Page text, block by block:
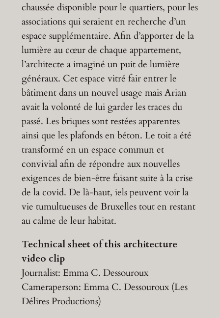
chaussée disponible pour le quartiers, pour les
associations qui seraient en recherche d’un
espace supplémentaire. Afin d’apporter de la
lumière au cœur de chaque appartement,
l’architecte a imaginé un puit de lumière
généraux. Cet espace vitré fair entrer le
bâtiment dans un nouvel usage mais Arian
avait la volonté de lui garder les traces du
passé. Les briques sont restées apparentes
ainsi que les plafonds en béton. Le toit a été
transformé en un espace commun et
convivial afin de répondre aux nouvelles
exigences de bien-être faisant suite à la crise
de la covid. De là-haut, iels peuvent voir la
vie tumultueuses de Bruxelles tout en restant
au calme de leur habitat.
Technical sheet of this architecture
video clip
Journalist: Emma C. Dessouroux
Cameraperson: Emma C. Dessouroux (Les
Délires Productions)